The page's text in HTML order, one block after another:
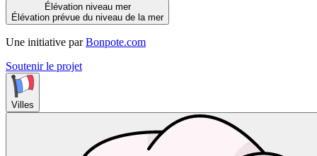
Élévation niveau mer
Élévation prévue du niveau de la mer
Une initiative par Bonpote.com
Soutenir le projet
Villes